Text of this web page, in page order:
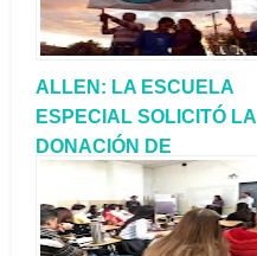
ALLEN: LA ESCUELA
ESPECIAL SOLICITÓ LA
DONACIÓN DE
CARTELERÍA DE
CAMPAÑA